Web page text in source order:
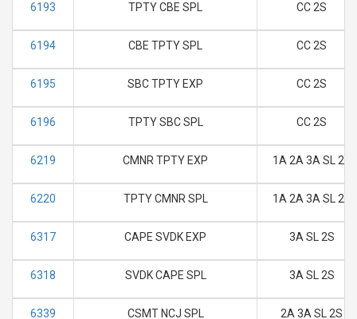
6193 TPTY CBE SPL CC 2S
6194 CBE TPTY SPL CC 2S
6195 SBC TPTY EXP CC 2S
6196 TPTY SBC SPL CC 2S
6219 CMNR TPTY EXP 1A 2A 3A SL 2S
6220 TPTY CMNR SPL 1A 2A 3A SL 2S
6317 CAPE SVDK EXP 3A SL 2S
6318 SVDK CAPE SPL 3A SL 2S
6339 CSMT NCJ SPL 2A 3A SL 2S